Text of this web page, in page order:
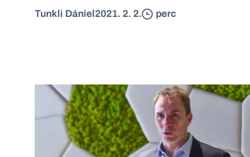
Tunkli Dániel 2021. 2. 2. perc